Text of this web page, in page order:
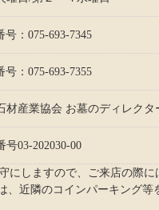
号：075-693-7345
号：075-693-7355
材産業協会 お墓のディレクタ
号03-202030-00
にしますので、ご来店の際に
、近隣のコインパーキング等